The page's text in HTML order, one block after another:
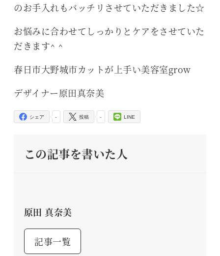
のお手入れもバッチリさせていただきました☆
お悩みに合わせてしっかりとケアをさせていた
だきます^ ^
春日市大野城市カットが上手い美容室grow
デザイナー原田真奈美
-
シェア -
投稿 LINE
この記事を書いた人
原田 真奈美
記事一覧